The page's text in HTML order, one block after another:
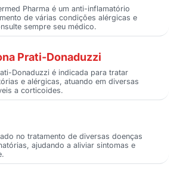
Pharma é um anti-inflamatório
de várias condições alérgicas e
sempre seu médico.
Prati-Donaduzzi
Donaduzzi é indicada para tratar
e alérgicas, atuando em diversas
a corticoides.
no tratamento de diversas doenças
ajudando a aliviar sintomas e